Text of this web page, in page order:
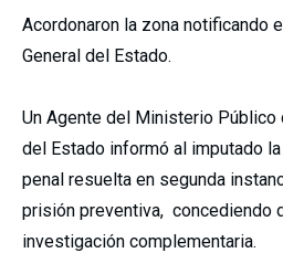
Acordonaron la zona notificando
General del Estado.
Un Agente del Ministerio Público
del Estado informó al imputado
penal resuelta en segunda
prisión preventiva, concediendo
investigación complementaria.